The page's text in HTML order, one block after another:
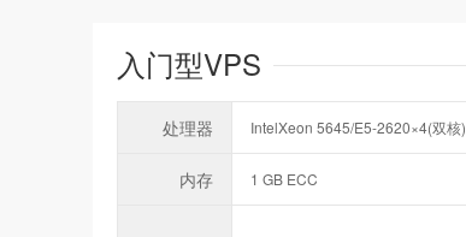
入门型VPS
处理器 IntelXeon 5645/E5-2620×4(双核)
内存 1 GB ECC